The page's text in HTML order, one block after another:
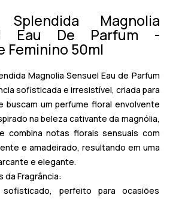
Splendida Magnolia
Eau De Parfum -
Feminino 50ml
Magnolia Sensuel Eau de Parfum
sofisticada e irresistível, criada para
buscam um perfume floral envolvente
na beleza cativante da magnólia,
combina notas florais sensuais com
e amadeirado, resultando em uma
e elegante.
da Fragrância:
perfeito para ocasiões